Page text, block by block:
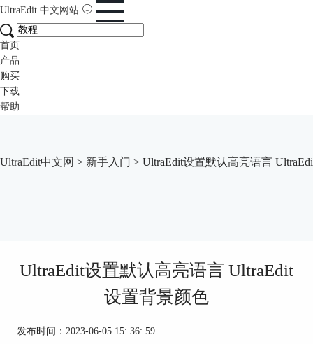
UltraEdit 中文网站
首页
产品
购买
下载
帮助
UltraEdit中文网 > 新手入门 > UltraEdit设置默认高亮语言
UltraEdit设置默认高亮语言 UltraEdit
设置背景颜色
发布时间：2023-06-05 15: 36: 59